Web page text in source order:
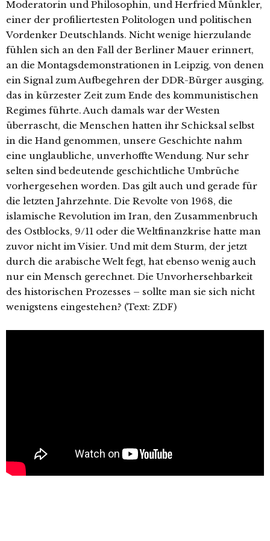
Moderatorin und Philosophin, und Herfried Münkler,
einer der profiliertesten Politologen und politischen
Vordenker Deutschlands. Nicht wenige hierzulande
fühlen sich an den Fall der Berliner Mauer erinnert,
an die Montagsdemonstrationen in Leipzig, von denen
ein Signal zum Aufbegehren der DDR-Bürger ausging,
das in kürzester Zeit zum Ende des kommunistischen
Regimes führte. Auch damals war der Westen
überrascht, die Menschen hatten ihr Schicksal selbst
in die Hand genommen, unsere Geschichte nahm
eine unglaubliche, unverhoffte Wendung. Nur sehr
selten sind bedeutende geschichtliche Umbrüche
vorhergesehen worden. Das gilt auch und gerade für
die letzten Jahrzehnte. Die Revolte von 1968, die
islamische Revolution im Iran, den Zusammenbruch
des Ostblocks, 9/11 oder die Weltfinanzkrise hatte man
zuvor nicht im Visier. Und mit dem Sturm, der jetzt
durch die arabische Welt fegt, hat ebenso wenig auch
nur ein Mensch gerechnet. Die Unvorhersehbarkeit
des historischen Prozesses – sollte man sie sich nicht
wenigstens eingestehen? (Text: ZDF)